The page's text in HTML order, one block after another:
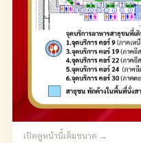
เปิดดูหน้านี้เต็มขนาด →